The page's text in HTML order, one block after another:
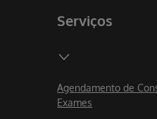
Serviços
Agendamento de
Exames